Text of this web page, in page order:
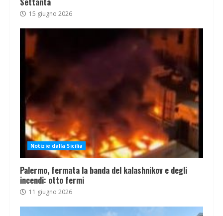
15 giugno 2026
Notizie dalla Sicilia
Palermo, fermata la banda del kalashnikov e degli
incendi: otto fermi
11 giugno 2026